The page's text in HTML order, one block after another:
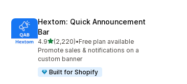
Hextom: Quick Announcement
Bar
4.9เต็ม 5 ดาว
(2,220)
ทั้งหมด 2220 รีวิว
•Free plan available
Promote sales & notifications on a
custom banner
Built for Shopify